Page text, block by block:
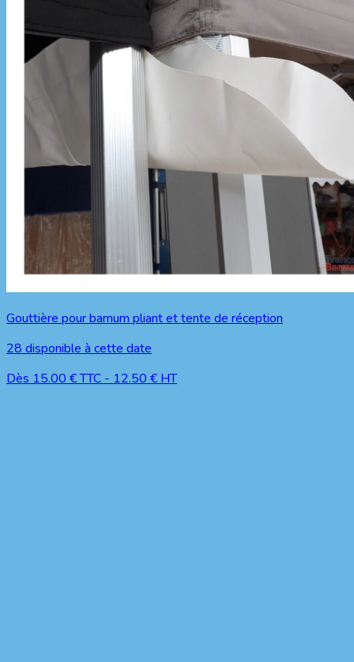
Gouttière pour barnum pliant et tente de réception
28 disponible à cette date
Dès 15.00 € TTC - 12.50 € HT